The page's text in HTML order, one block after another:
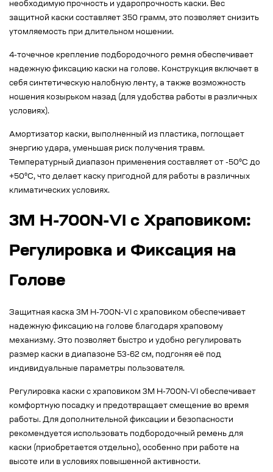
необходимую прочность и ударопрочность каски. Вес
защитной каски составляет 350 грамм, это позволяет снизить
утомляемость при длительном ношении.
4-точечное крепление подбородочного ремня обеспечивает
надежную фиксацию каски на голове. Конструкция включает в
себя синтетическую налобную ленту, а также возможность
ношения козырьком назад (для удобства работы в различных
условиях).
Амортизатор каски, выполненный из пластика, поглощает
энергию удара, уменьшая риск получения травм.
Температурный диапазон применения составляет от -50°C до
+50°C, что делает каску пригодной для работы в различных
климатических условиях.
3M H-700N-VI с Храповиком:
Регулировка и Фиксация на
Голове
Защитная каска 3M H-700N-VI с храповиком обеспечивает
надежную фиксацию на голове благодаря храповому
механизму. Это позволяет быстро и удобно регулировать
размер каски в диапазоне 53-62 см, подгоняя её под
индивидуальные параметры пользователя.
Регулировка каски с храповиком 3M H-700N-VI обеспечивает
комфортную посадку и предотвращает смещение во время
работы. Для дополнительной фиксации и безопасности
рекомендуется использовать подбородочный ремень для
каски (приобретается отдельно), особенно при работе на
высоте или в условиях повышенной активности.